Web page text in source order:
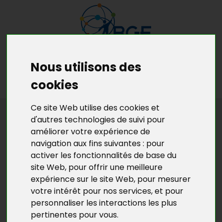
Nous utilisons des
cookies
Ce site Web utilise des cookies et
d'autres technologies de suivi pour
améliorer votre expérience de
navigation aux fins suivantes : pour
activer les fonctionnalités de base du
site Web, pour offrir une meilleure
expérience sur le site Web, pour mesurer
votre intérêt pour nos services,et pour
personnaliser les interactions les plus
pertinentes pour vous.
MENU MON RDV GRATUIT
ACCUEIL> NOTRE OFFRE DE SERVICES>APPUI CONSEIL DU JEUNE
DIRIGEANT
NOTRE OFFRE DE SERVICES
APPUI CONSEIL DU JEUNE
DIRIGEANT
BGE Yvelines vous accompagne dans le